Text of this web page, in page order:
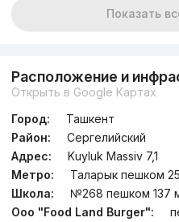
Показать
Расположение и
Открыть в Google Картах
Город:
Ташкент
Район:
Сергелийский
Адрес:
Kuyluk Massiv 7,1
Метро:
Таларык пешком
Школа:
№268 пешком 137
Ооо "Food Land Burger":